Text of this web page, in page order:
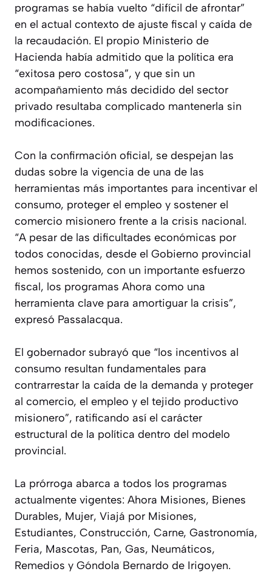
programas se había vuelto “difícil de afrontar”
en el actual contexto de ajuste fiscal y caída de
la recaudación. El propio Ministerio de
Hacienda había admitido que la política era
“exitosa pero costosa”, y que sin un
acompañamiento más decidido del sector
privado resultaba complicado mantenerla sin
modificaciones.
Con la confirmación oficial, se despejan las
dudas sobre la vigencia de una de las
herramientas más importantes para incentivar el
consumo, proteger el empleo y sostener el
comercio misionero frente a la crisis nacional.
“A pesar de las dificultades económicas por
todos conocidas, desde el Gobierno provincial
hemos sostenido, con un importante esfuerzo
fiscal, los programas Ahora como una
herramienta clave para amortiguar la crisis”,
expresó Passalacqua.
El gobernador subrayó que “los incentivos al
consumo resultan fundamentales para
contrarrestar la caída de la demanda y proteger
al comercio, el empleo y el tejido productivo
misionero”, ratificando así el carácter
estructural de la política dentro del modelo
provincial.
La prórroga abarca a todos los programas
actualmente vigentes: Ahora Misiones, Bienes
Durables, Mujer, Viajá por Misiones,
Estudiantes, Construcción, Carne, Gastronomía,
Feria, Mascotas, Pan, Gas, Neumáticos,
Remedios y Góndola Bernardo de Irigoyen.